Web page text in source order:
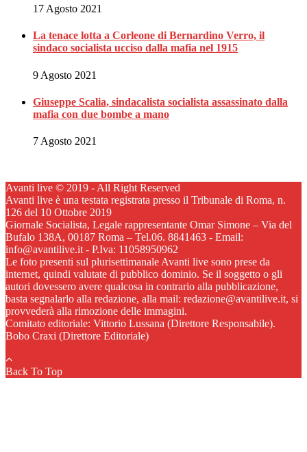
17 Agosto 2021
La tenace lotta a Corleone di Bernardino Verro, il
sindaco socialista ucciso dalla mafia nel 1915
9 Agosto 2021
Giuseppe Scalia, sindacalista socialista assassinato dalla
mafia con due bombe a mano
7 Agosto 2021
Avanti live © 2019 - All Right Reserved
Avanti live è una testata registrata presso il Tribunale di Roma, n.
126 del 10 Ottobre 2019
Giornale Socialista, Legale rappresentante Omar Simone – Via del
Bufalo 138A, 00187 Roma – Tel.06. 8841463 - Email:
info@avantilive.it - P.Iva: 11058950962
Le foto presenti sul plurisettimanale Avanti live sono prese da
internet, quindi valutate di pubblico dominio. Se il soggetto o gli
autori dovessero avere qualcosa in contrario alla pubblicazione,
basta segnalarlo alla redazione, alla mail: redazione@avantilive.it, si
provvederà alla rimozione delle immagini.
Comitato editoriale: Vittorio Lussana (Direttore Responsabile).
Bobo Craxi (Direttore Editoriale)
Back To Top